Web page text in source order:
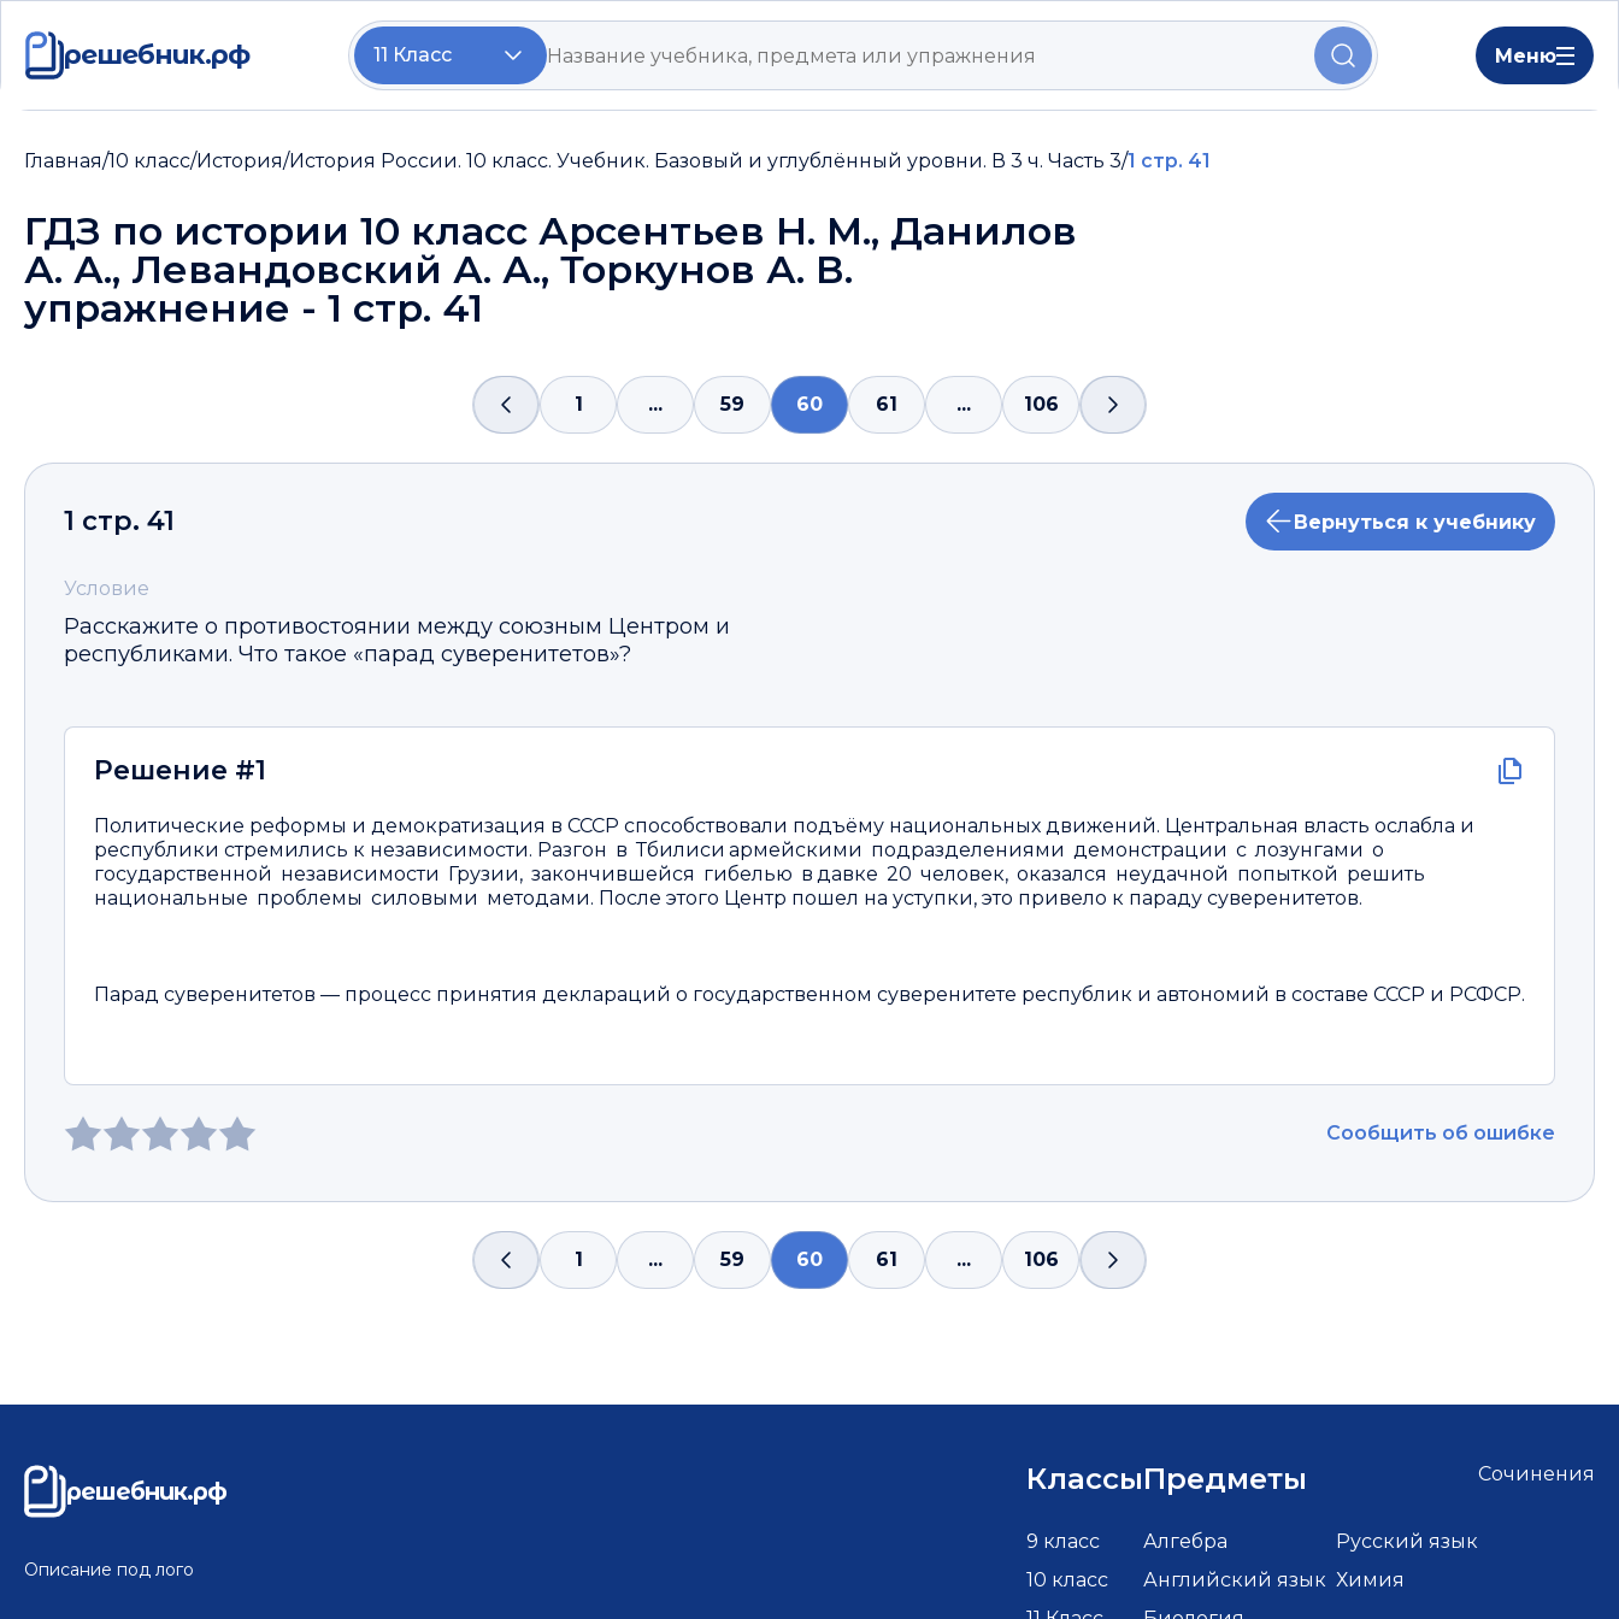
решебник.рф 11 Класс Меню
Главная/10 класс/История/История России. 10 класс. Учебник. Базовый и углублённый уровни. В 3 ч. Часть 3/1 стр. 41
ГДЗ по истории 10 класс Арсентьев Н. М., Данилов
А. А., Левандовский А. А., Торкунов А. В.
упражнение - 1 стр. 41
1 ... 59 60 61 ... 106
1 стр. 41 Вернуться к учебнику
Условие
Расскажите о противостоянии между союзным Центром и
республиками. Что такое «парад суверенитетов»?
Решение #1
Политические реформы и демократизация в СССР способствовали подъёму национальных движений. Центральная власть ослабла и
республики стремились к независимости. Разгон в Тбилиси армейскими подразделениями демонстрации с лозунгами о
государственной независимости Грузии, закончившейся гибелью в давке 20 человек, оказался неудачной попыткой решить
национальные проблемы силовыми методами. После этого Центр пошел на уступки, это привело к параду суверенитетов.
Парад суверенитетов — процесс принятия деклараций о государственном суверенитете республик и автономий в составе СССР и РСФСР.
Сообщить об ошибке
1 ... 59 60 61 ... 106
решебник.рф
Описание под лого
Классы
9 класс
10 класс
Предметы
Алгебра
Английский язык
Русский язык
Химия
Сочинения